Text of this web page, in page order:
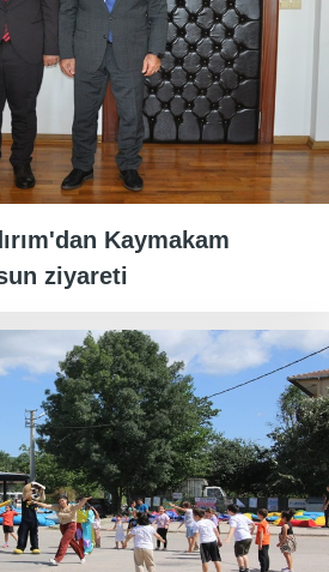
Kaymakam
ziyareti